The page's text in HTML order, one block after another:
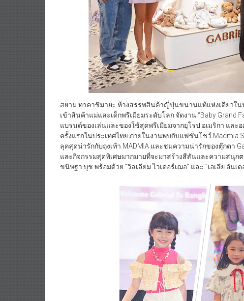
สยาม ทาคาชิมายะ ห้างสรรพสินค้าญี่ปุ่นขนานแท้แห่งเดียวใน
เข้าสินค้าแม่และเด็กพรีเมียมระดับโลก จัดงาน “Baby Grand
แบรนด์ของเล่นและของใช้สุดพรีเมียมจากยุโรป อเมริกา และ
ครั้งแรกในประเทศไทย ภายในงานพบกับแฟชั่นโชว์ Madmia
ลุคสุดน่ารักกับถุงเท้า MADMIA และชมความน่ารักของตุ๊กตา
และกิจกรรมสุดพิเศษมากมายที่จะมาสร้างสีสันและความสนุก
ขนิษฐา บุช พร้อมด้วย “วิลเลียม ไวเดอร์เฌอ” และ “เอเลีย อัน